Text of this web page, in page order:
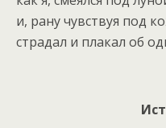
и, рану чувствуя под
страдал и плакал об